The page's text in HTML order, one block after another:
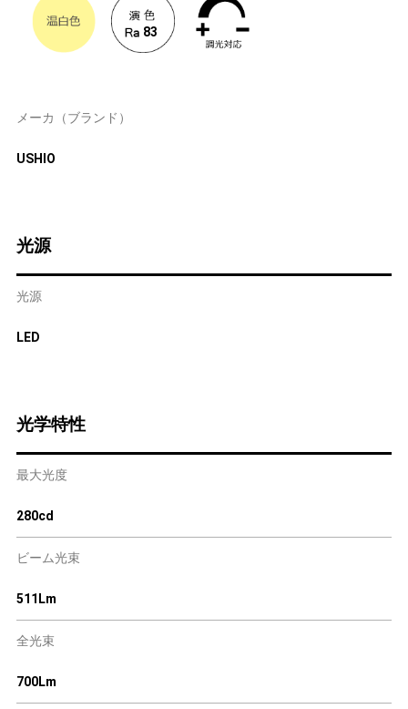
83
メーカ（ブランド）
USHIO
光源
光源
LED
光学特性
最大光度
280cd
ビーム光束
511Lm
全光束
700Lm